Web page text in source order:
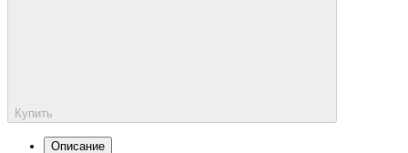
Купить
Описание